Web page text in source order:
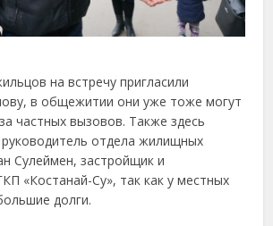
на встречу пригласили
в общежитии они уже тоже могут
частных вызовов. Также здесь
руководитель отдела жилищных
Сулеймен, застройщик и
«Костанай-Су», так как у местных
долги.